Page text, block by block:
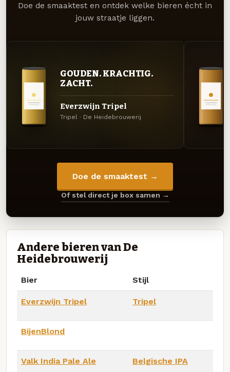
Doe de smaaktest en ontdek welke bieren écht in
jouw straatje liggen.
GOUDEN. KRACHTIG.
ZACHT.
Everzwijn Tripel
Tripel · De Heidebrouwerij
Doe de smaaktest →
Of stel direct je box samen →
Andere bieren van De
Heidebrouwerij
Bier Stijl
Everzwijn Tripel Tripel
BijenBlond
Valk India Pale Ale Belgische IPA